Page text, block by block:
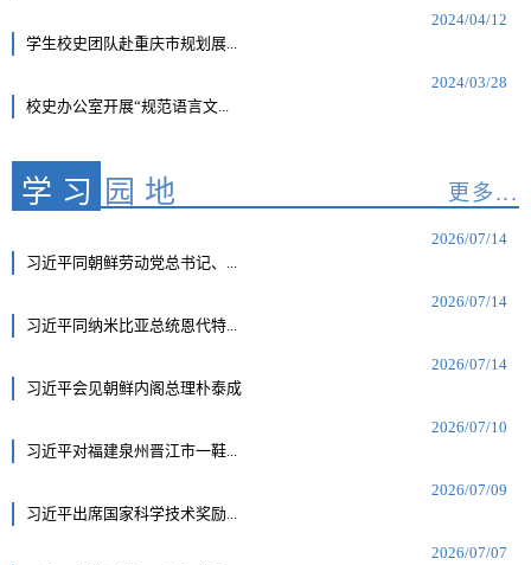
2024/04/12
学生校史团队赴重庆市规划展...
2024/03/28
校史办公室开展“规范语言文...
学习 园地 更多...
2026/07/14
习近平同朝鲜劳动党总书记、...
2026/07/14
习近平同纳米比亚总统恩代特...
2026/07/14
习近平会见朝鲜内阁总理朴泰成
2026/07/10
习近平对福建泉州晋江市一鞋...
2026/07/09
习近平出席国家科学技术奖励...
2026/07/07